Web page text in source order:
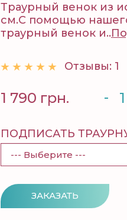
Траурный венок из
см.С помощью
траурный венок и..
Отзывы: 1
1 790 грн. -
ПОДПИСАТЬ
ЗАКАЗАТЬ